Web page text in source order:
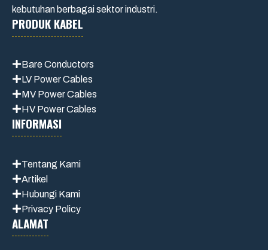
kebutuhan berbagai sektor industri.
PRODUK KABEL
Bare Conductors
LV Power Cables
MV Power Cables
HV Power Cables
INFORMASI
Tentang Kami
Artikel
Hubungi Kami
Privacy Policy
ALAMAT